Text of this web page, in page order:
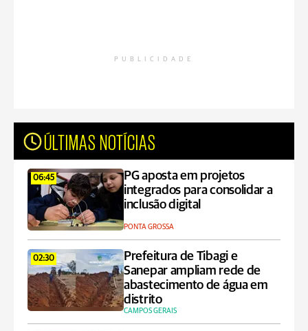
PUBLICIDADE
ÚLTIMAS NOTÍCIAS
06:45
PG aposta em projetos
integrados para consolidar a
inclusão digital
PONTA GROSSA
02:30
Prefeitura de Tibagi e
Sanepar ampliam rede de
abastecimento de água em
distrito
CAMPOS GERAIS